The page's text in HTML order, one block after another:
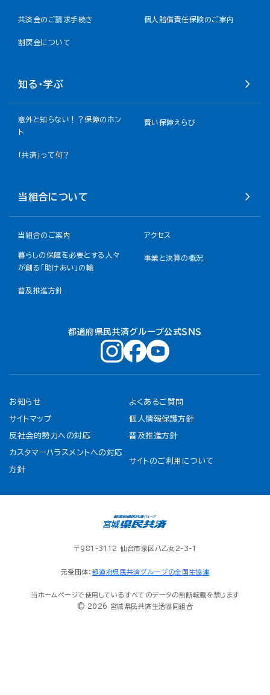
共済金のご請求手続き 個人賠償責任保険のご案内
割戻金について​
知る・学ぶ
意外と知らない！？保障のホン
ト
賢い保障えらび
「共済」って何？
当組合について
当組合のご案内 アクセス
暮らしの保障を必要とする人々
が創る「助けあい」の輪
事業と決算の概況
普及推進方針
都道府県民共済グループ公式ＳＮＳ
お知らせ よくあるご質問
サイトマップ 個人情報保護方針
反社会的勢力への対応 普及推進方針
カスタマーハラスメントへの対応
方針
サイトのご利用について
〒981-3112 仙台市泉区八乙女2-3-1
元受団体： 都道府県民共済グループの全国生協連
当ホームページで使用しているすべてのデータの無断転載を禁じます
© 2026 宮城県民共済生活協同組合